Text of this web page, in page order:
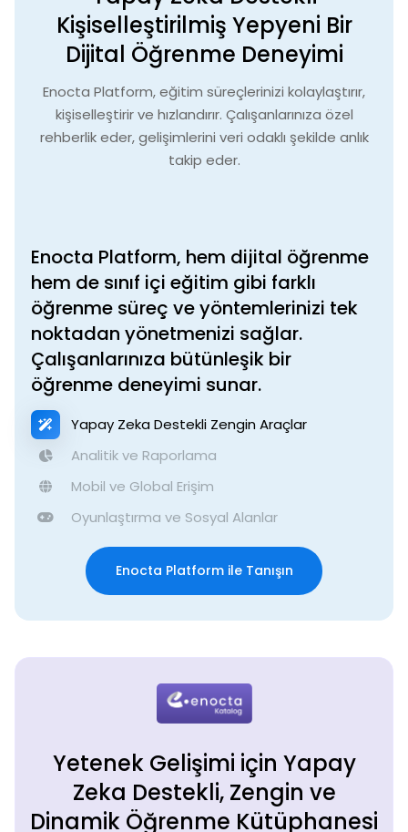
Kişiselleştirilmiş Yepyeni Bir
Dijital Öğrenme Deneyimi
Enocta Platform, eğitim süreçlerinizi kolaylaştırır,
kişiselleştirir ve hızlandırır. Çalışanlarınıza özel
rehberlik eder, gelişimlerini veri odaklı şekilde anlık
takip eder.
Enocta Platform, hem dijital öğrenme
hem de sınıf içi eğitim gibi farklı
öğrenme süreç ve yöntemlerinizi tek
noktadan yönetmenizi sağlar.
Çalışanlarınıza bütünleşik bir
öğrenme deneyimi sunar.
Yapay Zeka Destekli Zengin Araçlar
Analitik ve Raporlama
Mobil ve Global Erişim
Oyunlaştırma ve Sosyal Alanlar
Enocta Platform ile Tanışın
Yetenek Gelişimi için Yapay
Zeka Destekli, Zengin ve
Dinamik Öğrenme Kütüphanesi